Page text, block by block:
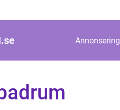
se Annonsering